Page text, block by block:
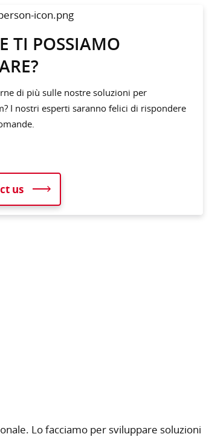
TI POSSIAMO
di più sulle nostre soluzioni per
I nostri esperti saranno felici di rispondere
us
Lo facciamo per sviluppare soluzioni